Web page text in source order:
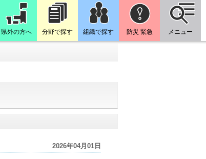
県外の方へ 分野で探す 組織で探す 防災 緊急 メニュー
2026年04月01日